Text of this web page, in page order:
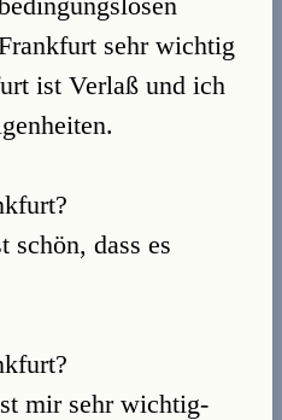
sehr wichtig
ist Verlaß und ich
schön, dass es
mir sehr wichtig-